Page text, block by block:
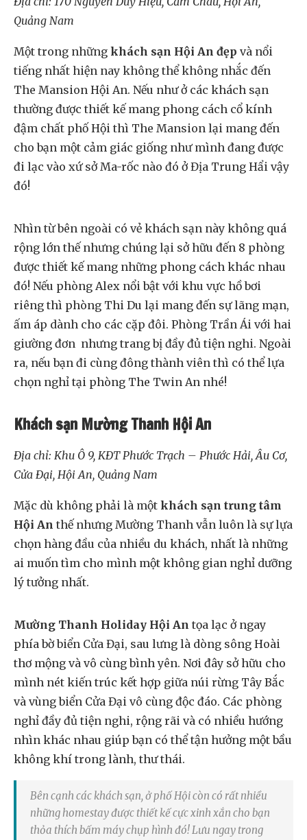
Quảng Nam
Một trong những khách sạn Hội An đẹp và nổi
tiếng nhất hiện nay không thể không nhắc đến
The Mansion Hội An. Nếu như ở các khách sạn
thường được thiết kế mang phong cách cổ kính
đậm chất phố Hội thì The Mansion lại mang đến
cho bạn một cảm giác giống như mình đang được
đi lạc vào xứ sở Ma-rốc nào đó ở Địa Trung Hẩi vậy
đó!
Nhìn từ bên ngoài có vẻ khách sạn này không quá
rộng lớn thế nhưng chúng lại sở hữu đến 8 phòng
được thiết kế mang những phong cách khác nhau
đó! Nếu phòng Alex nổi bật với khu vực hồ bơi
riêng thì phòng Thi Du lại mang đến sự lãng mạn,
ấm áp dành cho các cặp đôi. Phòng Trần Ái với hai
giường đơn nhưng trang bị đầy đủ tiện nghi. Ngoài
ra, nếu bạn đi cùng đông thành viên thì có thể lựa
chọn nghỉ tại phòng The Twin An nhé!
Khách sạn Mường Thanh Hội An
Địa chỉ: Khu Ô 9, KĐT Phước Trạch – Phước Hải, Âu Cơ,
Cửa Đại, Hội An, Quảng Nam
Mặc dù không phải là một khách sạn trung tâm
Hội An thế nhưng Mường Thanh vẫn luôn là sự lựa
chọn hàng đầu của nhiều du khách, nhất là những
ai muốn tìm cho mình một không gian nghỉ dưỡng
lý tưởng nhất.
Mường Thanh Holiday Hội An tọa lạc ở ngay
phía bờ biển Cửa Đại, sau lưng là dòng sông Hoài
thơ mộng và vô cùng bình yên. Nơi đây sở hữu cho
mình nét kiến trúc kết hợp giữa núi rừng Tây Bắc
và vùng biển Cửa Đại vô cùng độc đáo. Các phòng
nghỉ đầy đủ tiện nghi, rộng rãi và có nhiều hướng
nhìn khác nhau giúp bạn có thể tận hưởng một bầu
không khí trong lành, thư thái.
Bên cạnh các khách sạn, ở phố Hội còn có rất nhiều
những homestay được thiết kế cực xinh xắn cho bạn
thỏa thích bấm máy chụp hình đó! Lưu ngay trong